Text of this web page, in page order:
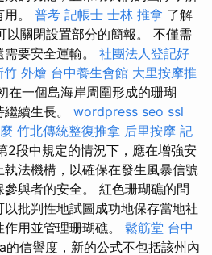
。 普考 記帳士 士林 推拿 了解
關閉設置部分的簡報。 不僅需
要安全運輸。 社團法人登記好
竹 外燴 台中養生會館 大里按摩推
在一個島海岸周圍形成的珊瑚
續生長。 wordpress seo ssl
竹北傳統整復推拿 后里按摩 記
2段中規定的情況下，應在增強安
法機構，以確保在發生風暴信號
與者的安全。 紅色珊瑚礁的問
批判性地試圖成功地保存當地社
用並管理珊瑚礁。 鬆筋堂 台中
信譽度，新的公式不包括該州內